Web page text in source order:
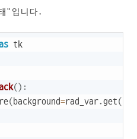
"입니다.
tk
() :
(background=rad_var.get(